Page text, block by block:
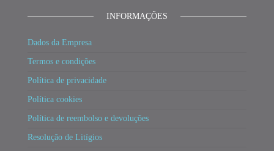
INFORMAÇÕES
Dados da Empresa
Termos e condições
Política de privacidade
Política cookies
Política de reembolso e devoluções
Resolução de Litígios